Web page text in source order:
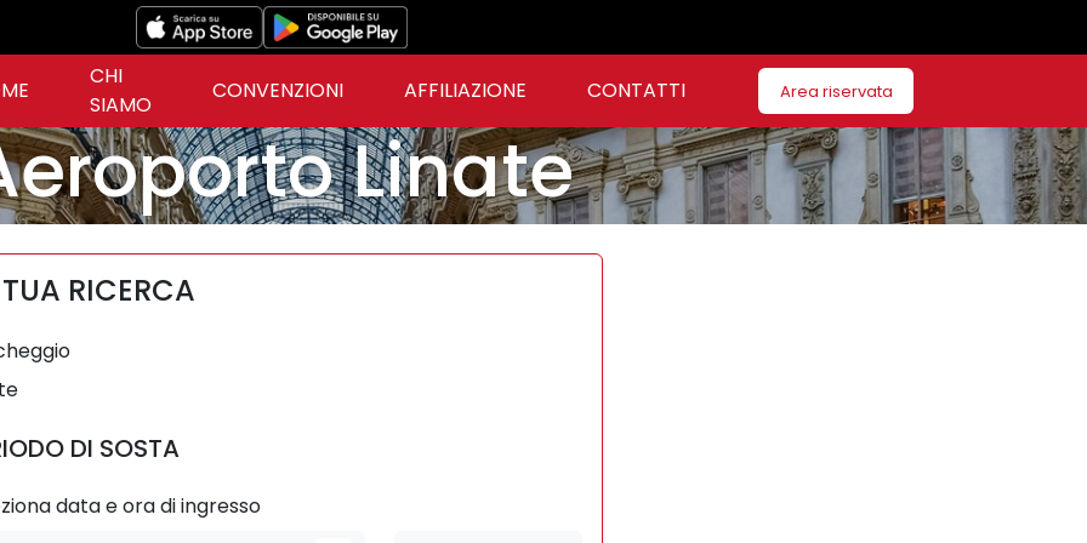
CHI
SIAMO
CONVENZIONI AFFILIAZIONE CONTATTI Area riservata
Linate
RICERCA
DI SOSTA
data e ora di ingresso